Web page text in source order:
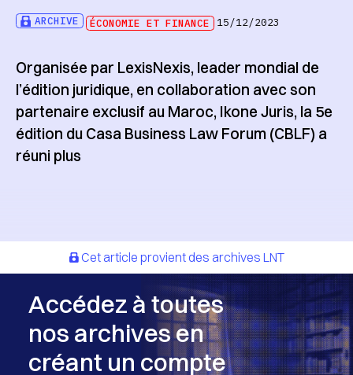
ARCHIVE ÉCONOMIE ET FINANCE 15/12/2023
Organisée par LexisNexis, leader mondial de
l’édition juridique, en collaboration avec son
partenaire exclusif au Maroc, Ikone Juris, la 5e
édition du Casa Business Law Forum (CBLF) a
réuni plus
Cet article provient des archives LNT
Accédez à toutes
nos archives en
créant un compte